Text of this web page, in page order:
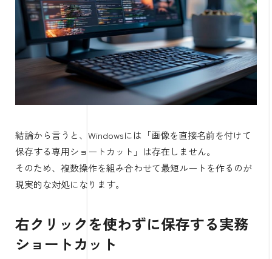
結論から言うと、Windowsには「画像を直接名前を付けて
保存する専用ショートカット」は存在しません。
そのため、複数操作を組み合わせて最短ルートを作るのが
現実的な対処になります。
右クリックを使わずに保存する実務
ショートカット